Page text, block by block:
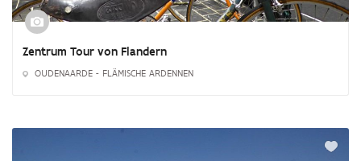
Zentrum Tour von Flandern
OUDENAARDE - FLÄMISCHE ARDENNEN